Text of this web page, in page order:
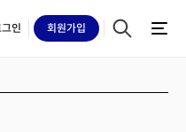
인 회원가입